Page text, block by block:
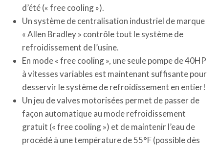
d’été (« free cooling »).
Un système de centralisation industriel de marque
« Allen Bradley » contrôle tout le système de
refroidissement de l’usine.
En mode « free cooling », une seule pompe de 40HP
à vitesses variables est maintenant suffisante pour
desservir le système de refroidissement en entier!
Un jeu de valves motorisées permet de passer de
façon automatique au mode refroidissement
gratuit (« free cooling ») et de maintenir l’eau de
procédé à une température de 55°F (possible dès